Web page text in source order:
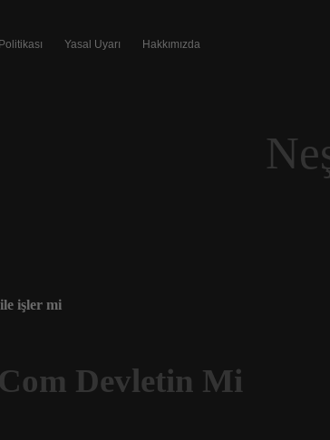
Yasal Uyarı Hakkımızda
işler mi
Devletin Mi